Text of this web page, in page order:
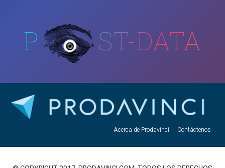
P ST-DATA
Acerca de Prodavinci Contáctenos